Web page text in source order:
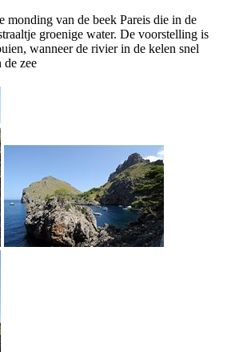
monding van de beek Pareis die in de
groenige water. De voorstelling is
wanneer de rivier in de kelen snel
de zee